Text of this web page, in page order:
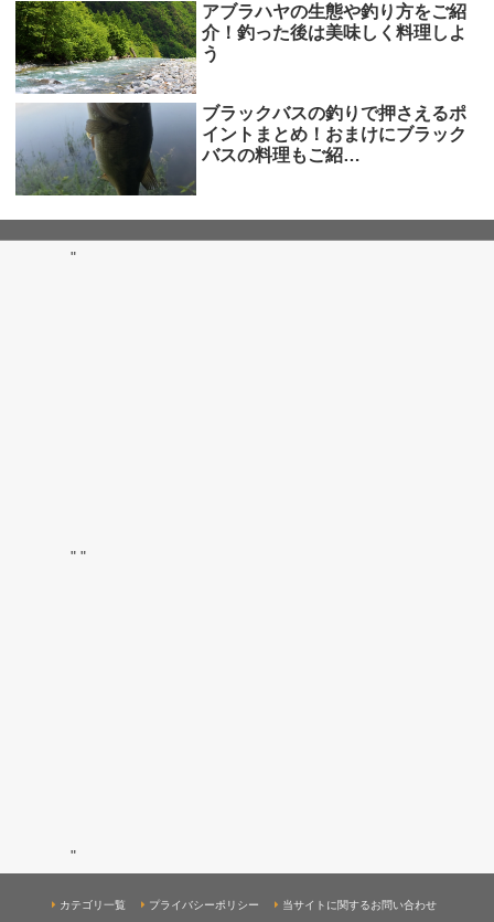
アブラハヤの生態や釣り方をご紹
介！釣った後は美味しく料理しよ
う
ブラックバスの釣りで押さえるポ
イントまとめ！おまけにブラック
バスの料理もご紹…
"
" "
"
カテゴリ一覧 プライバシーポリシー 当サイトに関するお問い合わせ